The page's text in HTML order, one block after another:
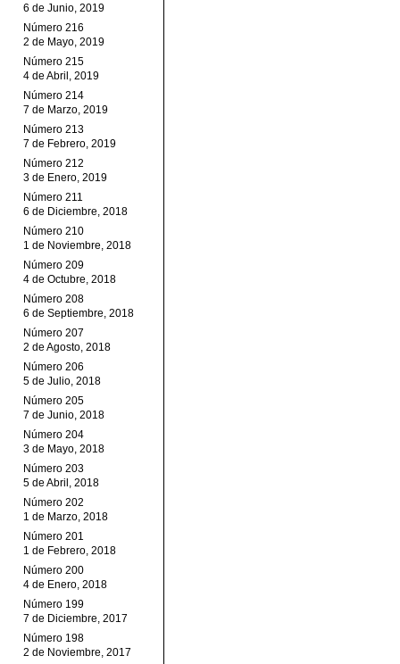
6 de Junio, 2019
Número 216
2 de Mayo, 2019
Número 215
4 de Abril, 2019
Número 214
7 de Marzo, 2019
Número 213
7 de Febrero, 2019
Número 212
3 de Enero, 2019
Número 211
6 de Diciembre, 2018
Número 210
1 de Noviembre, 2018
Número 209
4 de Octubre, 2018
Número 208
6 de Septiembre, 2018
Número 207
2 de Agosto, 2018
Número 206
5 de Julio, 2018
Número 205
7 de Junio, 2018
Número 204
3 de Mayo, 2018
Número 203
5 de Abril, 2018
Número 202
1 de Marzo, 2018
Número 201
1 de Febrero, 2018
Número 200
4 de Enero, 2018
Número 199
7 de Diciembre, 2017
Número 198
2 de Noviembre, 2017